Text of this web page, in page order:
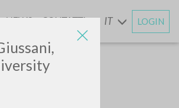
NEWS CONTATTI IT LOGIN